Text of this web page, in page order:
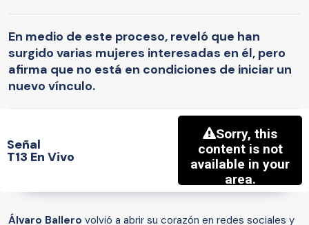
En medio de este proceso, reveló que han
surgido varias mujeres interesadas en él, pero
afirma que no está en condiciones de iniciar un
nuevo vínculo.
Señal
T13 En Vivo
Álvaro Ballero volvió a abrir su corazón en redes sociales y